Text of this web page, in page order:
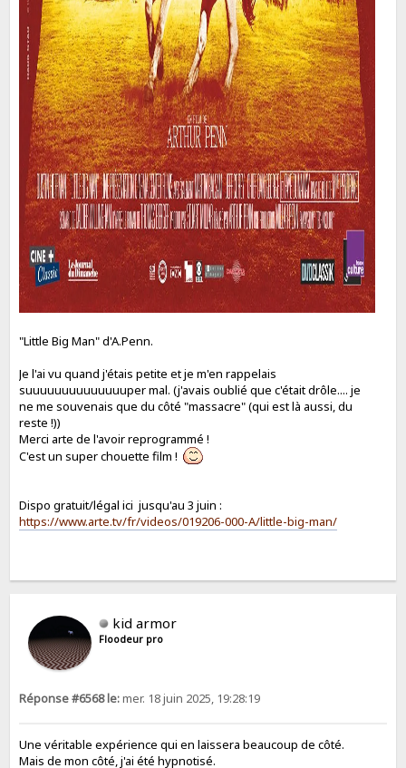
"Little Big Man" d'A.Penn.
Je l'ai vu quand j'étais petite et je m'en rappelais
suuuuuuuuuuuuuuper mal. (j'avais oublié que c'était drôle.... je
ne me souvenais que du côté "massacre" (qui est là aussi, du
reste !))
Merci arte de l'avoir reprogrammé !
C'est un super chouette film !
Dispo gratuit/légal ici jusqu'au 3 juin :
https://www.arte.tv/fr/videos/019206-000-A/little-big-man/
kid armor
Floodeur pro
Réponse #6568 le:mer. 18 juin 2025, 19:28:19
Une véritable expérience qui en laissera beaucoup de côté.
Mais de mon côté, j'ai été hypnotisé.